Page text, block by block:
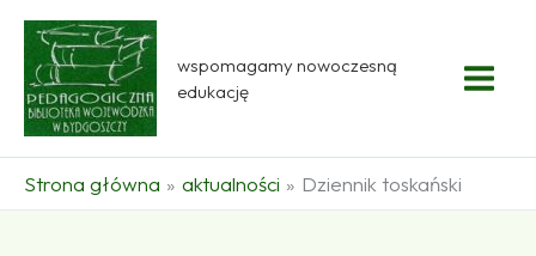
Przejdź
treści
wspomagamy nowoczesną
edukację
Strona główna aktualności Dziennik toskański